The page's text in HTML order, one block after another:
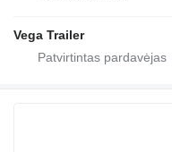
Vega Trailer